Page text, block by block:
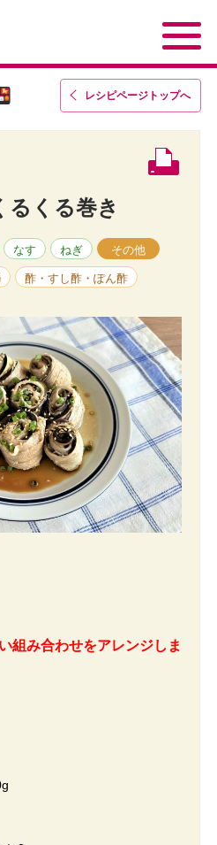
レシピページトップへ
るくる巻き
なす ねぎ その他
酢・すし酢・ぽん酢
組み合わせをアレンジしま